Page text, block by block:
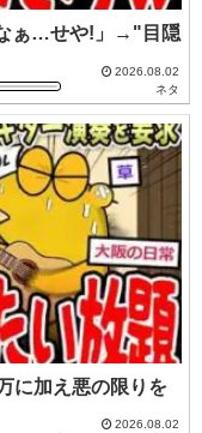
なぁ…せや!」→"目隠
2026.08.02
ネタ
に加え悪の限りを
2026.08.02